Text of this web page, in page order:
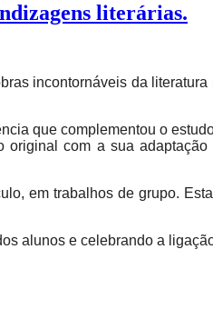
literárias.
incontornáveis da
que complementou o
com a sua
em trabalhos de grupo.
alunos e celebrando a